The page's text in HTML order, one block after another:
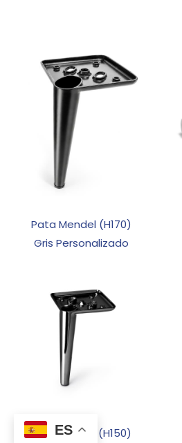
Pata Mendel (H170)
Gris Personalizado
Pata Mendel (H150)
ES